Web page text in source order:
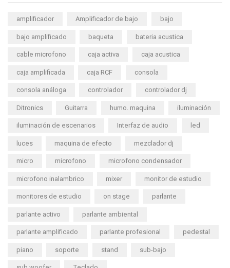
amplificador Amplificador de bajo bajo
bajo amplificado baqueta bateria acustica
cable microfono caja activa caja acustica
caja amplificada caja RCF consola
consola análoga controlador controlador dj
Ditronics Guitarra humo. maquina iluminación
iluminación de escenarios Interfaz de audio led
luces maquina de efecto mezclador dj
micro microfono microfono condensador
microfono inalambrico mixer monitor de estudio
monitores de estudio on stage parlante
parlante activo parlante ambiental
parlante amplificado parlante profesional pedestal
piano soporte stand sub-bajo